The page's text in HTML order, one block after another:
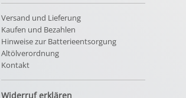
Versand und Lieferung
Kaufen und Bezahlen
Hinweise zur Batterieentsorgung
Altölverordnung
Kontakt
Widerruf erklären